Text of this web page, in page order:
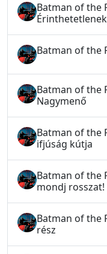
Batman of the
Érinthetetlenek
Batman of the
Batman of the
Nagymenő
Batman of the
ifjúság kútja
Batman of the
mondj rosszat!
Batman of the
rész